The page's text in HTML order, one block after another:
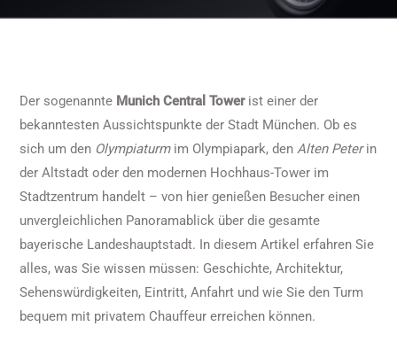
Der sogenannte Munich Central Towerist einer der
bekanntesten Aussichtspunkte der Stadt München. Ob es
sich um den Olympiaturmim Olympiapark, den Alten Peterin
der Altstadt oder den modernen Hochhaus-Tower im
Stadtzentrum handelt – von hier genießen Besucher einen
unvergleichlichen Panoramablick über die gesamte
bayerische Landeshauptstadt. In diesem Artikel erfahren Sie
alles, was Sie wissen müssen: Geschichte, Architektur,
Sehenswürdigkeiten, Eintritt, Anfahrt und wie Sie den Turm
bequem mit privatem Chauffeur erreichen können.